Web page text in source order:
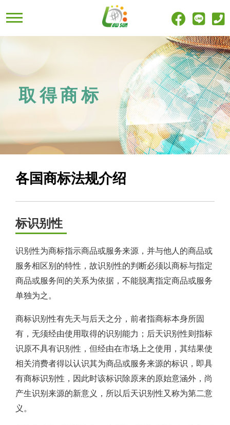
取得商标
各国商标法规介绍
标识别性
识别性为商标指示商品或服务来源，并与他人的商品或
服务相区别的特性，故识别性的判断必须以商标与指定
商品或服务间的关系为依据，不能脱离指定商品或服务
单独为之。
商标识别性有先天与后天之分，前者指商标本身所固
有，无须经由使用取得的识别能力；后天识别性则指标
识原不具有识别性，但经由在市场上之使用，其结果使
相关消费者得以认识其为商品或服务来源的标识，即具
有商标识别性，因此时该标识除原来的原始意涵外，尚
产生识别来源的新意义，所以后天识别性又称为第二意
义。